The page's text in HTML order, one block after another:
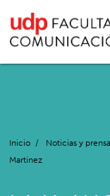
Inicio / Noticias y prensa
Martínez